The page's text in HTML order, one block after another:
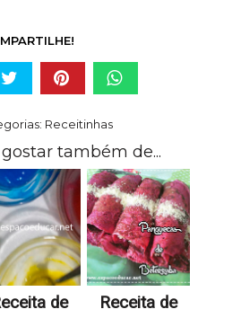
Receitinhas
também de...
de
Receita de